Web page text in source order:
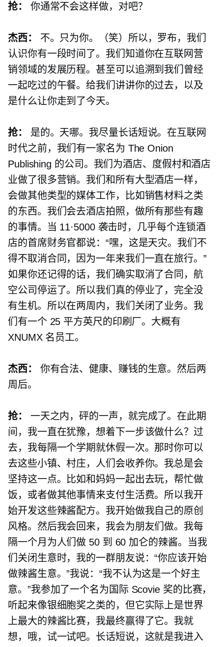
抢： 你通常不会这样做，对吧？
杰西：
不。只为你。（笑）所以，罗布，我们
认识你有一段时间了。我们知道你在互联网营
销领域的发展历程。甚至可以追溯到我们曾经
一起吃过的午餐。给我们讲讲你的过去，以及
是什么让你走到了今天。
抢：
是的。天哪。我尽量长话短说。在互联网
时代之前，我们有一家名为 The Onion
Publishing 的公司。我们为酒店、度假村和酒店
业做了很多营销。我们和所有大型酒店一样，
会做其他类型的媒体工作，比如销售材料之类
的东西。我们会去酒店拍照，做所有那些有趣
的事情。当 11·5000 袭击时，几乎每个连锁酒
店的首席财务官都说：“嘿，这是天灾。我们不
得不取消合同，因为一年来我们一直在旅行。”
如果你还记得的话，我们确实取消了合同，航
空公司停运了。所以我们真的停业了，完全没
有生机。所以在两周内，我们关闭了业务。我
们有一个 25 平方英尺的印刷厂。大概有
XNUMX 名员工。
杰西：
你有合法、健康、赚钱的生意。然后两
周后。
抢：
一天之内，砰的一声，就完成了。在此期
间，我一直在犹豫，想着下一步该做什么？过
去，我每隔一个学期就休假一次。那时你可以
去这些小镇、村庄，人们会收养你。我总是会
坚持这一点。比如和妈妈一起出去玩，帮忙做
饭，或者做其他事情来支付生活费。所以我开
始开发这些辣酱配方。我开始做我自己的原创
风格。然后我会回来，我会为朋友们做。我每
隔一个月为人们做 50 到 60 加仑的辣酱。当我
们关闭生意时，我的一群朋友说：“你应该开始
做辣酱生意。”我说：“我不认为这是一个好主
意。”我参加了一个名为国际 Scovie 奖的比赛，
听起来像银细胞奖之类的，但它实际上是世界
上最大的辣酱比赛，我最终赢得了它。我就
想，哦，试一试吧。长话短说，这就是我进入